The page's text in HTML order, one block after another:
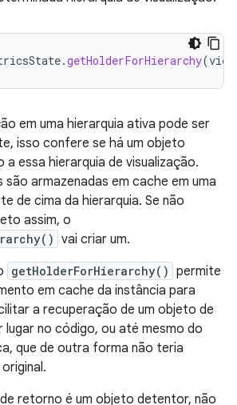
.getHolderForHierarchy(view
em uma hierarquia ativa pode ser
isso confere se há um objeto
a essa hierarquia de visualização.
armazenadas em cache em uma
de cima da hierarquia. Se não
assim, o
vai criar um.
getHolderForHierarchy() permite
em cache da instância para
a recuperação de um objeto de
lugar no código, ou até mesmo do
que de outra forma não teria
retorno é um objeto detentor, não